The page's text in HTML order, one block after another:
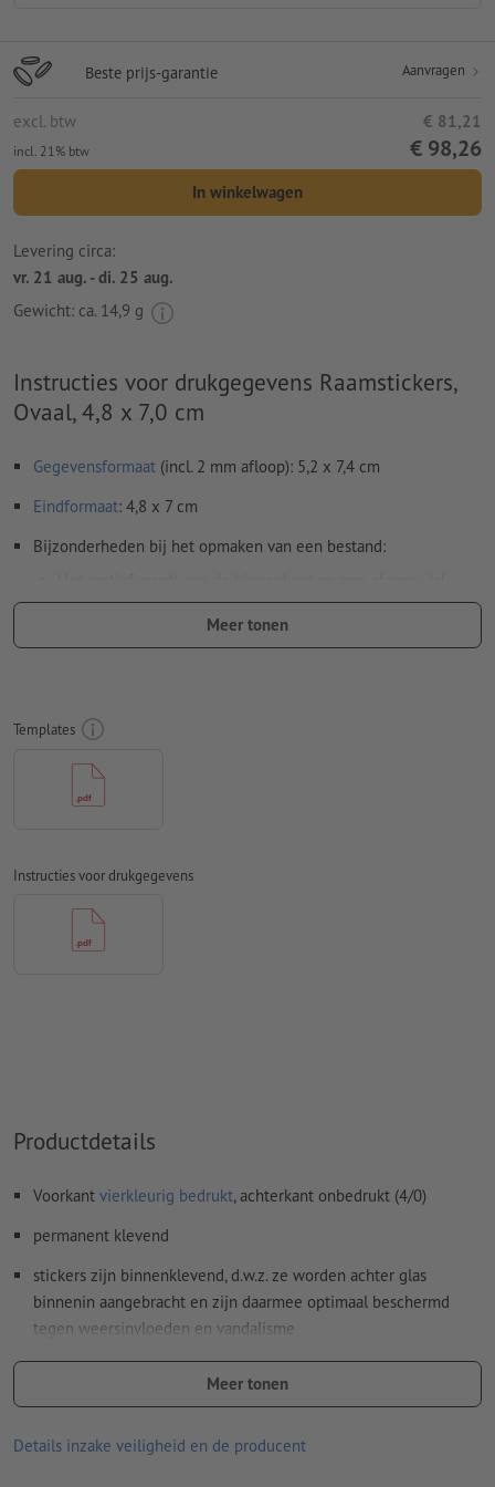
Beste prijs-garantie Aanvragen
excl. btw € 81,21
incl. 21% btw € 98,26
In winkelwagen
Levering circa:
vr. 21 aug. - di. 25 aug.
Gewicht: ca. 14,9 g
Instructies voor drukgegevens Raamstickers,
Ovaal, 4,8 x 7,0 cm
Gegevensformaat (incl. 2 mm afloop): 5,2 x 7,4 cm
Eindformaat: 4,8 x 7 cm
Bijzonderheden bij het opmaken van een bestand:
geplakt en buiten bekeken. De daarvoor benodigde
spiegeling van de drukgegevens voeren wij uit.
Rondom 2 mm
ten minste 4 mm afstand ten opzichte van het eindformaat
Kleurmodus:
papier
Overdrukinstellingenworden door ons niet gecontroleerd
Transparanties
Meer tonen
Templates
Instructies voor drukgegevens
Productdetails
Voorkant vierkleurig bedrukt, achterkant onbedrukt (4/0)
permanent klevend
stickers zijn binnenklevend, d.w.z. ze worden achter glas
binnenin aangebracht en zijn daarmee optimaal beschermd
tegen weersinvloeden en vandalisme
reclameboodschappen zijn ideaal leesbaar van buitenaf
ideaal als bescherming tegen inkijk, decoratie of klassieke
Meer tonen
Details inzake veiligheid en de producent